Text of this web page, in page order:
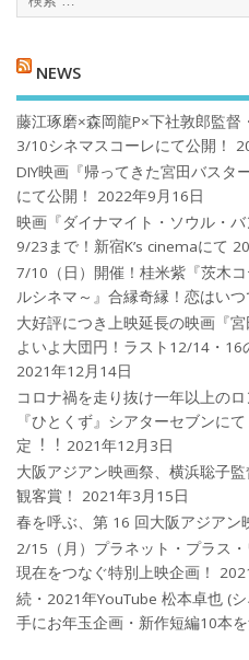
NEWS
藤江琢磨×森岡龍P×下社敦郎監督
3/10シネマスコーレにて公開！
DIY映画『帰ってきた宮田バスタ
にて公開！
2022年9月16日
映画『ダイナマイト・ソウル・バ
9/23まで！新宿K’s cinemaにて
7/10（日）開催！桂米紫『茨木
ルシネマ～』合縁奇縁！恋はい
大好評につき上映延長の映画『
よいよ大団円！ラスト12/14・16
2021年12月14日
コロナ禍を⾛り抜け⼀年以上の
『ひとくず』シアターセブンに
定︕︕ 2021年12月3日
大阪アジアン映画祭、横浜聡子
観客賞！
2021年3月15日
春を呼ぶ、第 16 回大阪アジアン
2/15（月）プラネット・プラス
現在をつなぐ特別上映企画！
続・2021年YouTube 松本卓也 (
手にお年玉企画・新作短編10本を